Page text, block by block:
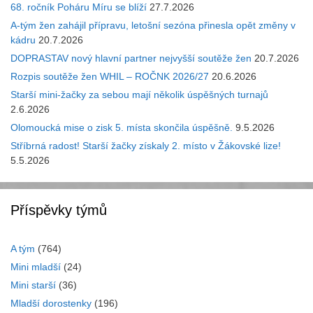
68. ročník Poháru Míru se blíží 27.7.2026
A-tým žen zahájil přípravu, letošní sezóna přinesla opět změny v
kádru 20.7.2026
DOPRASTAV nový hlavní partner nejvyšší soutěže žen 20.7.2026
Rozpis soutěže žen WHIL – ROČNK 2026/27 20.6.2026
Starší mini-žačky za sebou mají několik úspěšných turnajů
2.6.2026
Olomoucká mise o zisk 5. místa skončila úspěšně. 9.5.2026
Stříbrná radost! Starší žačky získaly 2. místo v Žákovské lize!
5.5.2026
Příspěvky týmů
A tým (764)
Mini mladší (24)
Mini starší (36)
Mladší dorostenky (196)